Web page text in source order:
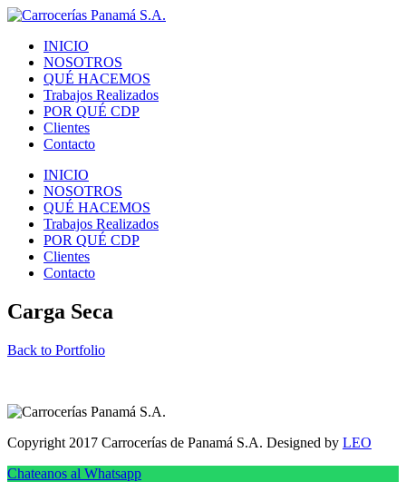
INICIO
NOSOTROS
QUÉ HACEMOS
Trabajos Realizados
POR QUÉ CDP
Clientes
Contacto
INICIO
NOSOTROS
QUÉ HACEMOS
Trabajos Realizados
POR QUÉ CDP
Clientes
Contacto
Carga Seca
Back to Portfolio
Copyright 2017 Carrocerías de Panamá S.A. Designed by LEO
Chateanos al Whatsapp